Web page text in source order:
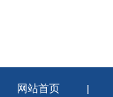
网站首页 |